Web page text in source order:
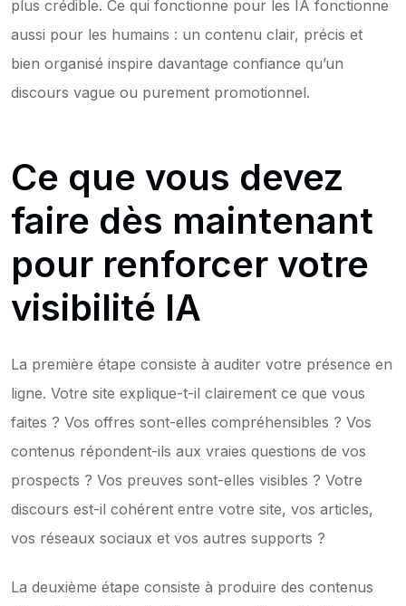
plus crédible. Ce qui fonctionne pour les IA fonctionne
aussi pour les humains : un contenu clair, précis et
bien organisé inspire davantage confiance qu’un
discours vague ou purement promotionnel.
Ce que vous devez
faire dès maintenant
pour renforcer votre
visibilité IA
La première étape consiste à auditer votre présence en
ligne. Votre site explique-t-il clairement ce que vous
faites ? Vos offres sont-elles compréhensibles ? Vos
contenus répondent-ils aux vraies questions de vos
prospects ? Vos preuves sont-elles visibles ? Votre
discours est-il cohérent entre votre site, vos articles,
vos réseaux sociaux et vos autres supports ?
La deuxième étape consiste à produire des contenus